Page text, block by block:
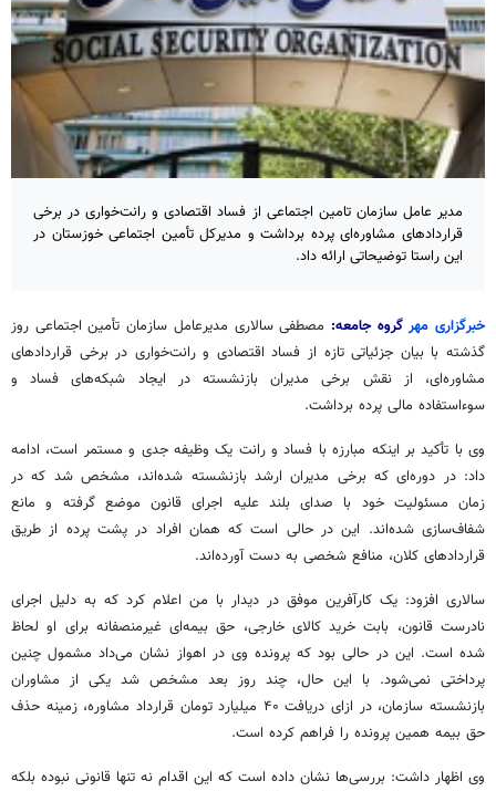
مدیر عامل سازمان تامین اجتماعی از فساد اقتصادی و رانت‌خواری در برخی
قراردادهای مشاوره‌ای پرده برداشت و مدیرکل تأمین اجتماعی خوزستان در
این راستا توضیحاتی ارائه داد.
خبرگزاری مهرگروه جامعه: مصطفی سالاری مدیرعامل سازمان تأمین اجتماعی روز
گذشته با بیان جزئیاتی تازه از فساد اقتصادی و رانت‌خواری در برخی قراردادهای
مشاوره‌ای، از نقش برخی مدیران بازنشسته در ایجاد شبکه‌های فساد و
سوءاستفاده مالی پرده برداشت.
وی با تأکید بر اینکه مبارزه با فساد و رانت یک وظیفه جدی و مستمر است، ادامه
داد: در دوره‌ای که برخی مدیران ارشد بازنشسته شده‌اند، مشخص شد که در
زمان مسئولیت خود با صدای بلند علیه اجرای قانون موضع گرفته و مانع
شفاف‌سازی شده‌اند. این در حالی است که همان افراد در پشت پرده از طریق
قراردادهای کلان، منافع شخصی به دست آورده‌اند.
سالاری افزود: یک کارآفرین موفق در دیدار با من اعلام کرد که به دلیل اجرای
نادرست قانون، بابت خرید کالای خارجی، حق بیمه‌ای غیرمنصفانه برای او لحاظ
شده است. این در حالی بود که پرونده وی در اهواز نشان می‌داد مشمول چنین
پرداختی نمی‌شود. با این حال، چند روز بعد مشخص شد یکی از مشاوران
بازنشسته سازمان، در ازای دریافت ۴۰ میلیارد تومان قرارداد مشاوره، زمینه حذف
حق بیمه همین پرونده را فراهم کرده است.
وی اظهار داشت: بررسی‌ها نشان داده است که این اقدام نه تنها قانونی نبوده بلکه